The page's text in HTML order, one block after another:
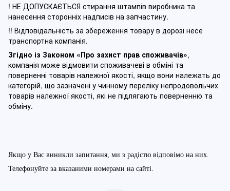
! НЕ ДОПУСКАЄТЬСЯ стирання штампів виробника та
нанесення сторонніх надписів на запчастину.
!! Відповідальність за збереження товару в дорозі несе
транспортна компанія.
Згідно із Законом «Про захист прав споживачів»,
компанія може відмовити споживачеві в обміні та
поверненні товарів належної якості, якщо вони належать до
категорій, що зазначені у чинному переліку непродовольчих
товарів належної якості, які не підлягають поверненню та
обміну.
Якщо у Вас виникли запитання, ми з радістю відповімо на них.
Телефонуйте за вказаними номерами на сайті.